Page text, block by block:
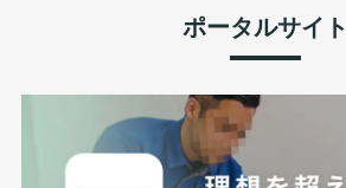
ポータルサイト